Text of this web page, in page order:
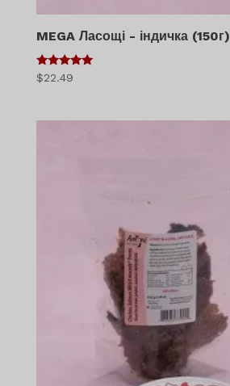
MEGA Ласощі - індичка (150г)
5
з 5
$22.49